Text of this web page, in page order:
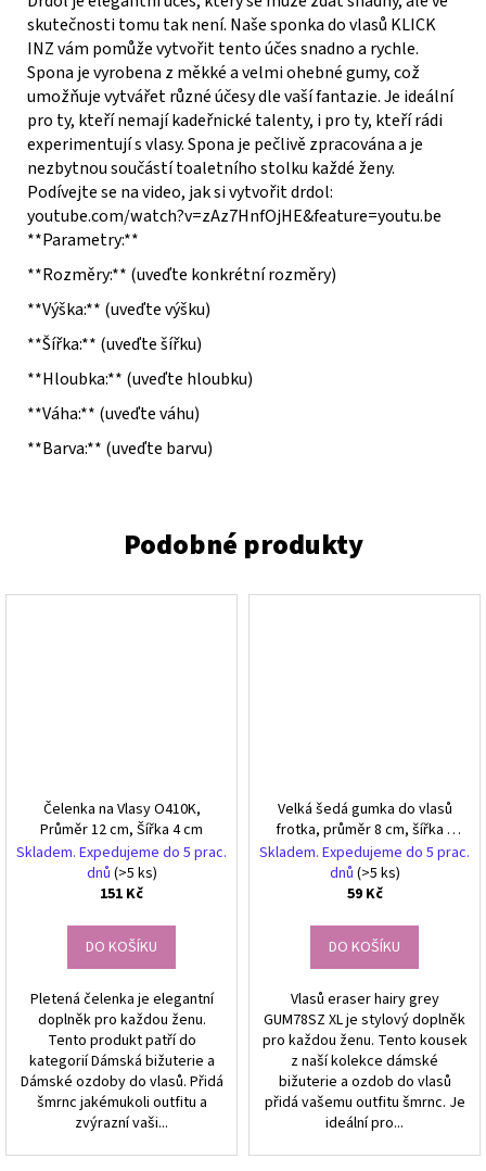
skutečnosti tomu tak není. Naše sponka do vlasů KLICK
INZ vám pomůže vytvořit tento účes snadno a rychle.
Spona je vyrobena z měkké a velmi ohebné gumy, což
umožňuje vytvářet různé účesy dle vaší fantazie. Je ideální
pro ty, kteří nemají kadeřnické talenty, i pro ty, kteří rádi
experimentují s vlasy. Spona je pečlivě zpracována a je
nezbytnou součástí toaletního stolku každé ženy.
Podívejte se na video, jak si vytvořit drdol:
youtube.com/watch?v=zAz7HnfOjHE&feature=youtu.be
**Parametry:**
**Rozměry:** (uveďte konkrétní rozměry)
**Výška:** (uveďte výšku)
**Šířka:** (uveďte šířku)
**Hloubka:** (uveďte hloubku)
**Váha:** (uveďte váhu)
**Barva:** (uveďte barvu)
Čelenka na Vlasy O410K,
Průměr 12 cm, Šířka 4 cm
Skladem. Expedujeme do 5 prac.
dnů (>5 ks)
151 Kč
DO KOŠÍKU
Pletená čelenka je elegantní
doplněk pro každou ženu.
Tento produkt patří do
kategorií Dámská bižuterie a
Dámské ozdoby do vlasů. Přidá
šmrnc jakémukoli outfitu a
zvýrazní vaši...
Velká šedá gumka do vlasů
frotka, průměr 8 cm, šířka 3
cm
Skladem. Expedujeme do 5 prac.
dnů (>5 ks)
59 Kč
DO KOŠÍKU
Vlasů eraser hairy grey
GUM78SZ XL je stylový doplněk
pro každou ženu. Tento kousek
z naší kolekce dámské
bižuterie a ozdob do vlasů
přidá vašemu outfitu šmrnc. Je
ideální pro...